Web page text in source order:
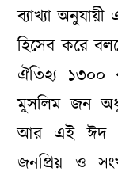
ব্যাখ্যা
হিসেব করে
ঐতিহ্য ১৩০০
মুসলিম জন
আর এই ঈদ
জনপ্রিয় ও